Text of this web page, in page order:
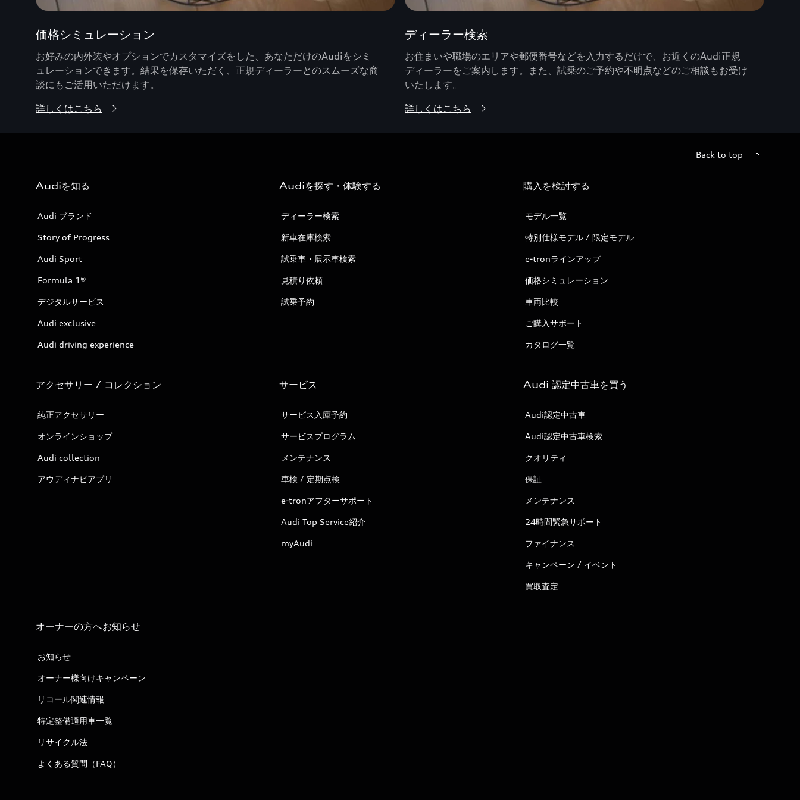
価格シミュレーション
お好みの内外装やオプションでカスタマイズをした、あなただけのAudiをシミ
ュレーションできます。結果を保存いただく、正規ディーラーとのスムーズな商
談にもご活用いただけます。
詳しくはこちら
ディーラー検索
お住まいや職場のエリアや郵便番号などを入力するだけで、お近くのAudi正規
ディーラーをご案内します。また、試乗のご予約や不明点などのご相談もお受け
いたします。
詳しくはこちら
Back to top
Audiを知る
Audi ブランド
Story of Progress
Audi Sport
Formula 1®
デジタルサービス
Audi exclusive
Audi driving experience
Audiを探す・体験する
ディーラー検索
新車在庫検索
試乗車・展示車検索
見積り依頼
試乗予約
購入を検討する
モデル一覧
特別仕様モデル / 限定モデル
e-tronラインアップ
価格シミュレーション
車両比較
ご購入サポート
カタログ一覧
アクセサリー / コレクション
純正アクセサリー
オンラインショップ
Audi collection
アウディナビアプリ
サービス
サービス入庫予約
サービスプログラム
メンテナンス
車検 / 定期点検
e-tronアフターサポート
Audi Top Service紹介
myAudi
Audi 認定中古車を買う
Audi認定中古車
Audi認定中古車検索
クオリティ
保証
メンテナンス
24時間緊急サポート
ファイナンス
キャンペーン / イベント
買取査定
オーナーの方へお知らせ
お知らせ
オーナー様向けキャンペーン
リコール関連情報
特定整備適用車一覧
リサイクル法
よくある質問（FAQ）